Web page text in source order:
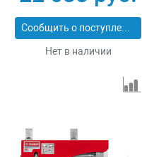
Сообщить о поступлении
Нет в наличии